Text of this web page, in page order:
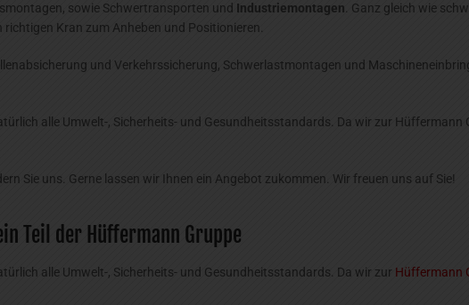
sowie Schwertransporten und Industriemontagen. Ganz gleich wie
Kran zum Anheben und Positionieren.
und Verkehrssicherung, Schwerlastmontagen und
alle Umwelt-, Sicherheits- und Gesundheitsstandards. Da wir zur Hüffermann
Sie uns. Gerne lassen wir Ihnen ein Angebot zukommen. Wir freuen uns auf Sie!
Teil der Hüffermann Gruppe
alle Umwelt-, Sicherheits- und Gesundheitsstandards. Da wir zur Hüffermann